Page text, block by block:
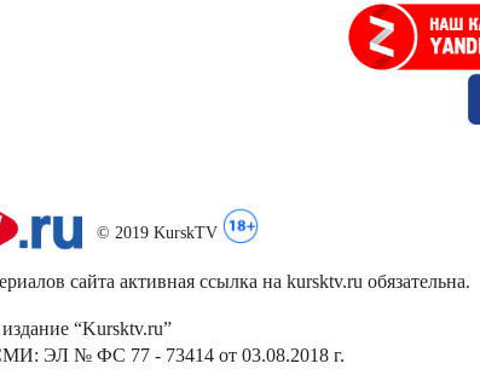
© 2019 KurskTV
сайта активная ссылка на kursktv.ru обязательна.
“Kursktv.ru”
СМИ: ЭЛ № ФС 77 - 73414 от 03.08.2018 г.